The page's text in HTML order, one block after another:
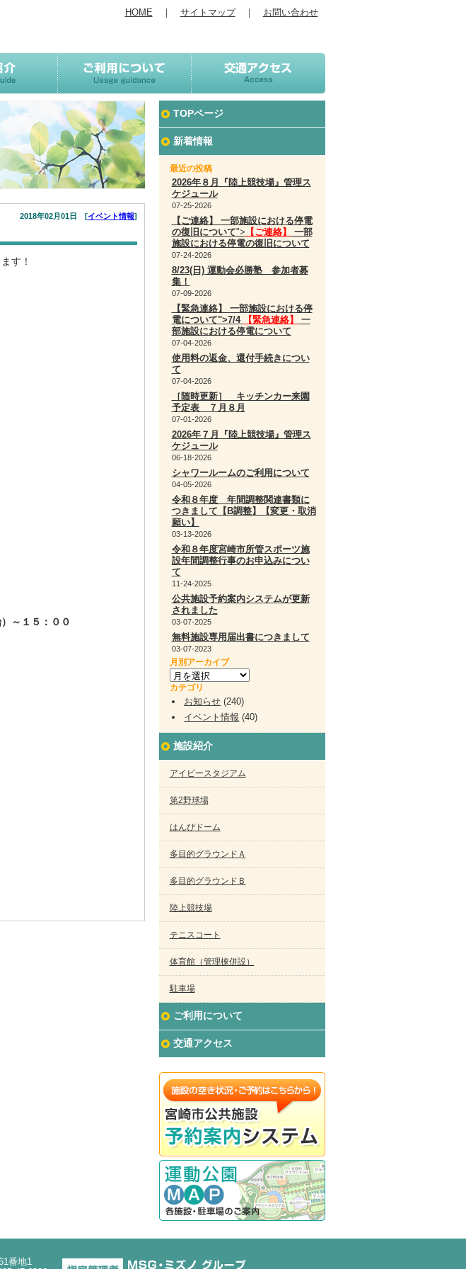
HOME ｜ サイトマップ｜ お問い合わせ
2018年02月01日 [イベント情報]
す！
～１５：００
TOPページ
新着情報
最近の投稿
2026年８月『陸上競技場』管理ス
ケジュール
07-25-2026
【ご連絡】 一部施設における停電
の復旧について"> 【ご連絡】
一部
施設における停電の復旧について
07-24-2026
8/23(日) 運動会必勝塾 参加者募
集！
07-09-2026
【緊急連絡】 一部施設における停
電について">7/4
【緊急連絡】
一
部施設における停電について
07-04-2026
使用料の返金、還付手続きについ
て
07-04-2026
［随時更新］ キッチンカー来園
予定表 ７月８月
07-01-2026
2026年７月『陸上競技場』管理ス
ケジュール
06-18-2026
シャワールームのご利用について
04-05-2026
令和８年度 年間調整関連書類に
つきまして【B調整】【変更・取消
願い】
03-13-2026
令和８年度宮崎市所管スポーツ施
設年間調整行事のお申込みについ
て
11-24-2025
公共施設予約案内システムが更新
されました
03-07-2025
無料施設専用届出書につきまして
03-07-2023
月別アーカイブ
カテゴリ
お知らせ (240)
イベント情報 (40)
施設紹介
アイビースタジアム
第2野球場
はんぴドーム
多目的グラウンドＡ
多目的グラウンドＢ
陸上競技場
テニスコート
体育館（管理棟併設）
駐車場
ご利用について
交通アクセス
番地1